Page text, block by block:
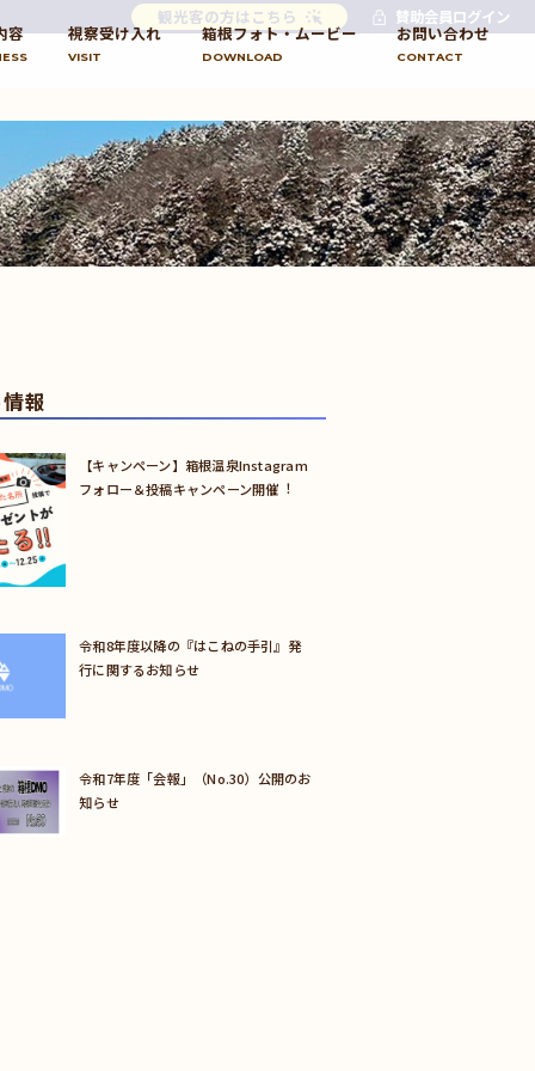
観光客の方はこちら 賛助会員ログイン
容 視察受け入れ
VISIT
箱根フォト・ムービー
DOWNLOAD
お問い合わせ
CONTACT
報
【キャンペーン】箱根温泉Instagram
フォロー＆投稿キャンペーン開催︕
令和8年度以降の『はこねの手引』発
行に関するお知らせ
令和7年度「会報」（No.30）公開のお
知らせ